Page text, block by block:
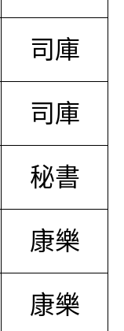
司庫
司庫
秘書
康樂
康樂